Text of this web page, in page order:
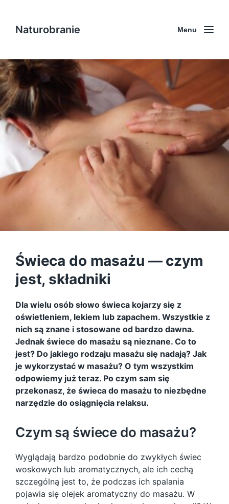
Naturobranie Menu
Świeca do masażu — czym
jest, składniki
Dla wielu osób słowo świeca kojarzy się z
oświetleniem, lekiem lub zapachem. Wszystkie z
nich są znane i stosowane od bardzo dawna.
Jednak świece do masażu są nieznane. Co to
jest? Do jakiego rodzaju masażu się nadają? Jak
je wykorzystać w masażu? O tym wszystkim
odpowiemy już teraz. Po czym sam się
przekonasz, że świeca do masażu to niezbędne
narzędzie do osiągnięcia relaksu.
Czym są świece do masażu?
Wyglądają bardzo podobnie do zwykłych świec
woskowych lub aromatycznych, ale ich cechą
szczególną jest to, że podczas ich spalania
pojawia się olejek aromatyczny do masażu. W